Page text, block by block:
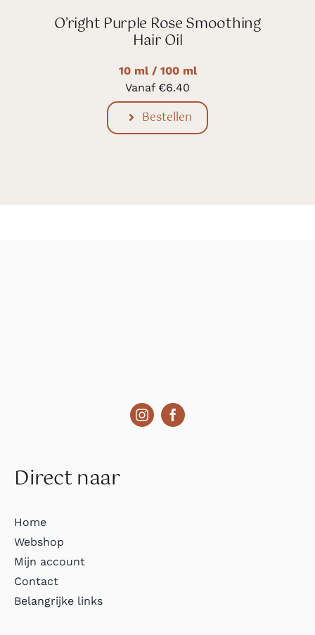
O’right Purple Rose Smoothing
Hair Oil
10 ml / 100 ml
Vanaf €6.40
Bestellen
Direct naar
Home
Webshop
Mijn account
Contact
Belangrijke links